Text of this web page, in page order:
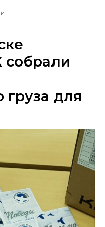
собрали
груза для